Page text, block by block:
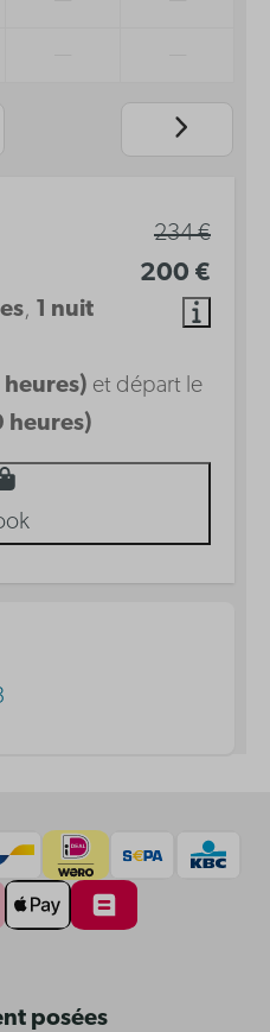
234 €
200 €
, 1 nuit
heures) et départ le
heures)
posées